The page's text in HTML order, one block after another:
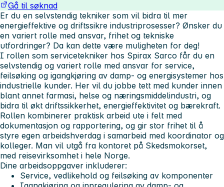
Gå til søknad
Er du en selvstendig tekniker som vil bidra til mer
energieffektive og driftssikre industriprosesser? Ønsker du
en variert rolle med ansvar, frihet og tekniske
utfordringer? Da kan dette være muligheten for deg!
I rollen som servicetekniker hos Spirax Sarco får du en
selvstendig og variert rolle med ansvar for service,
feilsøking og igangkjøring av damp- og energisystemer hos
industrielle kunder. Her vil du jobbe tett med kunder innen
blant annet farmasi, helse og næringsmiddelindustri, og
bidra til økt driftssikkerhet, energieffektivitet og bærekraft.
Rollen kombinerer praktisk arbeid ute i felt med
dokumentasjon og rapportering, og gir stor frihet til å
styre egen arbeidshverdag i samarbeid med koordinator og
kolleger. Man vil utgå fra kontoret på Skedsmokorset,
med reisevirksomhet i hele Norge.
Dine arbeidsoppgaver inkluderer:
Service, vedlikehold og feilsøking av komponenter